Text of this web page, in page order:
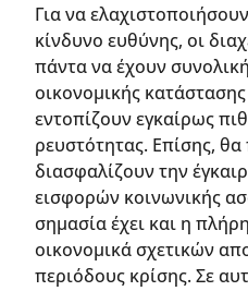
Για να
κίνδυνο ευθύνης, οι
πάντα να έχουν
οικονομικής
εντοπίζουν εγκαίρως
ρευστότητας. Επίσης, θα
διασφαλίζουν την
εισφορών κοινωνικής
σημασία έχει και η
οικονομικά σχετικών
περιόδους κρίσης. Σε